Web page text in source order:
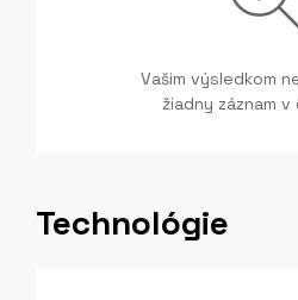
Vašim výsledkom
žiadny záznam
Technológie